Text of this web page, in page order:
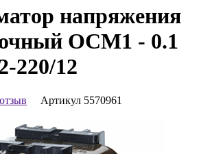
напряжения
ОСМ1 - 0.1
220/12
Артикул 5570961